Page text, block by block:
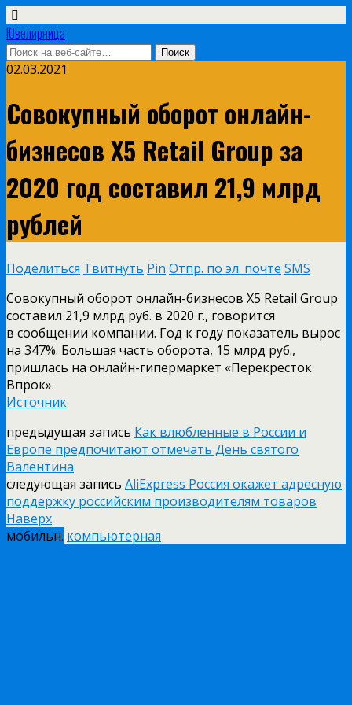
Ювелирница
02.03.2021
Совокупный оборот онлайн-
бизнесов X5 Retail Group за
2020 год составил 21,9 млрд
рублей
Поделиться Твитнуть Pin Отпр. по эл. почте SMS
Совокупный оборот онлайн-бизнесов X5 Retail Group
составил 21,9 млрд руб. в 2020 г., говорится
в сообщении компании. Год к году показатель вырос
на 347%. Большая часть оборота, 15 млрд руб.,
пришлась на онлайн-гипермаркет «Перекресток
Впрок».
Источник
предыдущая запись Как влюбленные в России и
Европе предпочитают отмечать День святого
Валентина
следующая запись AliExpress Россия окажет адресную
поддержку российским производителям товаров
Наверх
мобильн. компьютерная